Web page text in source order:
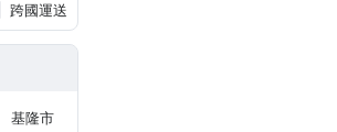
跨國運送
基隆市